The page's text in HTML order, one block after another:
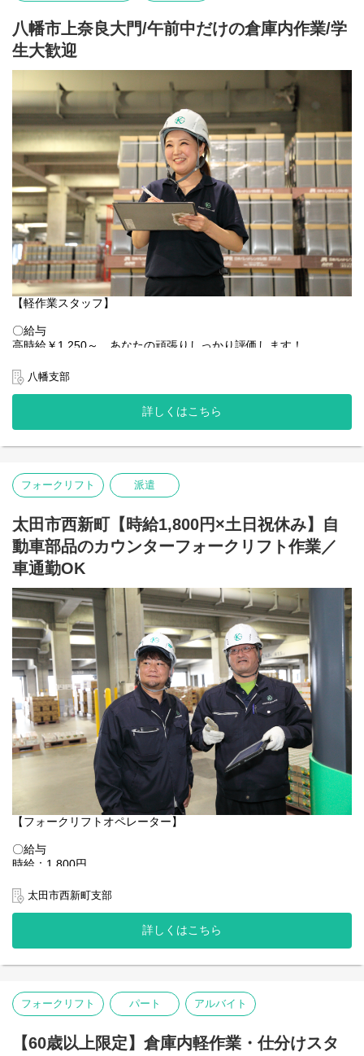
「長岡京IC」 から車で約10〜15分程度
〇求人特徴
・未経験OK
・バイク通勤可
・制服貸与
・ヘルメット貸与
・残業代全額支給
・週払いOK
・誕生日月にプレゼント支給(規定あり)
・社員登用実績多数あり
・多様なキャリアステップ可能(場合によっては本社へのキャリア
ステップも可能です◎)
ーーーーーーーーーーーーーーーー
心優しい先輩がご案内します！お気軽にご応募下さい。
〇雰囲気
当社は「アットホーム」を合言葉に、働く環境の雰囲気を創って
います！
時に厳しく・時に優しく、一緒に働く仲間は宝物です！ぜひお気
軽にチャレンジしてみませんか？
ぜひ、あなたらしさを出して一緒に働きましょう！
【ポイント1：アットホームな雰囲気！】
関東サービスは優しいスタッフが多く、楽しく働くことができま
す！
勤務時間や残業、人間関係など様々なお悩みを抱えている方、
そして今の環境に満足できない方はぜひご応募ください！相談だ
けでもOKです！
ちょっとした悩みも、当社のスタッフ達は親身になってきいてく
れます！
「仕事がうまくいかない」「プライベートで嫌なことがあった」
などなど、なんでも気軽に相談してみると、
誰もが優しく励ましたり、アドバイスをくれますよ◎
【ポイントその2：社員の働きやすさを考える社風！】
人間関係を円滑にするために違う勤務地へ移動するのもOK！
お気軽に相談してください。
あなたにより合う勤務地をご用意いたします！
安全に配慮していただけない案件は
目先の利益よりも、まずは働いているスタッフ第一という意識が
浸透した会社です！
八幡市上奈良大門/午前中だけの倉庫内作業/学
生大歓迎
【軽作業スタッフ】
〇給与
高時給￥1,250～ あなたの頑張りしっかり評価します！
＋各種手当
★残業ほぼ無し★
社員登用有り！登用実績多数あり！
経験やスキルによりキャリアアップも準備しています！
◆未経験者歓迎◆手当多数◆高時給◆入社日相談◆残業なし◆女
性活躍中◆週3～OK
【業務】
〇業務内容
倉庫にてコンビニ製品のピッキングや格納補充作業をお願いしま
す。
ピッキングする製品はケースではなく、個々の製品をピッキング
するため、女性でも心配なく作業ができます！
髪色自由、ネイルOK！
職場環境は、30代～50代の女性が多く、黙々と作業をすることが
多いため、人間関係を気にすることなく、安心してオシゴトがで
きます！
お気軽にご応募下さい。
〇アクセス
松井山手駅：車9分
樟葉駅：車18分
※車・バイク通勤OK
【ポイント：社員の働きやすさを考える社風！】
目先の利益よりも、まずは働いているスタッフ第一という意識が
浸透した会社です！
スタッフの安全確保にはとても気を配っています。
安全に配慮していただけない案件から撤退するといったことも実
当社にはたくさんの勤務地があるので、違う勤務地へ移動するの
もOK！
八幡支部
詳しくはこちら
フォークリフト 派遣
太田市西新町【時給1,800円×土日祝休み】自
動車部品のカウンターフォークリフト作業／
車通勤OK
【フォークリフトオペレーター】
〇給与
時給：1,800円
時給1,800円×8.0時間×21日＝302,400円 ＋ 交通費全額
＜＜月収30万円可能です＞＞
大手自動車関連工場・物流センター内にて、カウンターフォーク
リフトを使用した自動車製品（部品・資材など）の運搬・積降・
【具体的な業務内容】
業
トラックからの荷降ろしおよび積込み作業
太田市西新町支部
詳しくはこちら
フォークリフト パート アルバイト
【60歳以上限定】倉庫内軽作業・仕分けスタ